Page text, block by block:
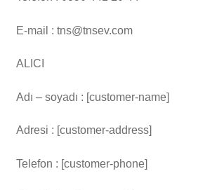
E-mail : tns@tnsev.com
ALICI
Adı – soyadı : [customer-name]
Adresi : [customer-address]
Telefon : [customer-phone]